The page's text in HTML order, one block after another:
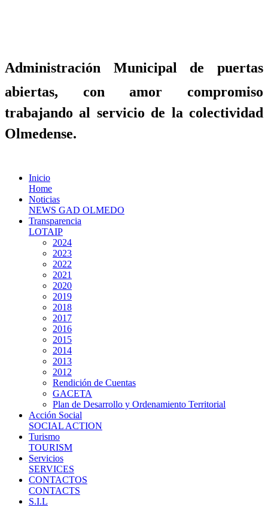
Administración Municipal de puertas
abiertas, con amor compromiso
trabajando al servicio de la colectividad
Olmedense.
Inicio
Home
Noticias
NEWS GAD OLMEDO
Transparencia
LOTAIP
2024
2023
2022
2021
2020
2019
2018
2017
2016
2015
2014
2013
2012
Rendición de Cuentas
GACETA
Plan de Desarrollo y Ordenamiento Territorial
Acción Social
SOCIAL ACTION
Turismo
TOURISM
Servicios
SERVICES
CONTACTOS
CONTACTS
S.I.L